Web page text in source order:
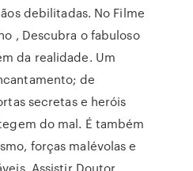
debilitadas. No Filme
, Descubra o fabuloso
da realidade. Um
de
secretas e heróis
do mal. É também
forças malévolas e
Assistir Doutor